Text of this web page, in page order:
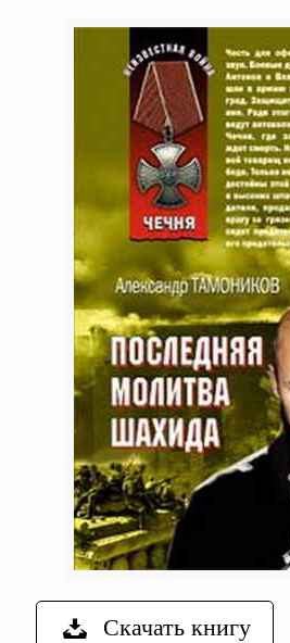
Скачать книгу